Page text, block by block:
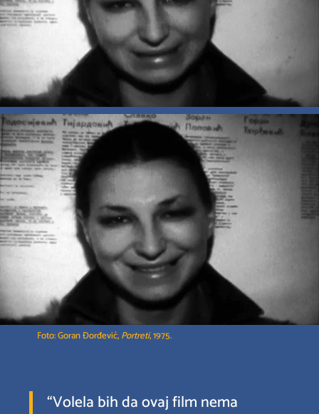
Foto: Goran Đorđević,Portreti, 1975.
“Volela bih da ovaj film nema